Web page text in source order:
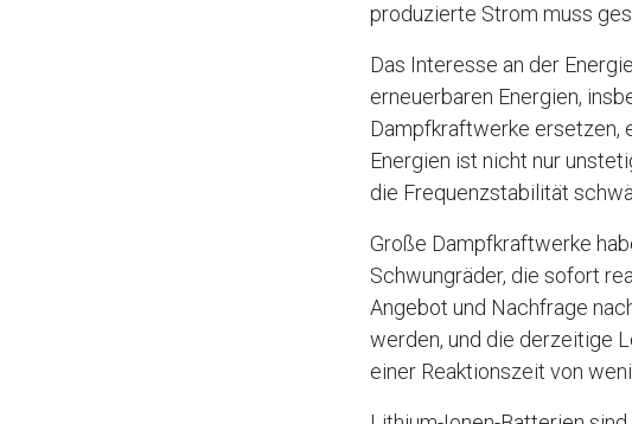
produzierte Strom muss
Das Interesse an der
erneuerbaren Energien,
Dampfkraftwerke ersetzen,
Energien ist nicht nur
die Frequenzstabilität
Große Dampfkraftwerke
Schwungräder, die sofort
Angebot und Nachfrage
werden, und die derzeitige
einer Reaktionszeit von